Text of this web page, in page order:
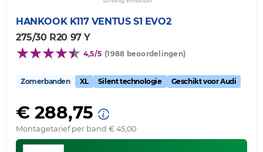
HANKOOK K117 VENTUS S1 EVO2
275/30 R20 97 Y
4,5/5 (1988 beoordelingen)
Zomerbanden XL Silent technologie Geschikt voor Audi
€ 288,75
Montagetarief per band € 45,00